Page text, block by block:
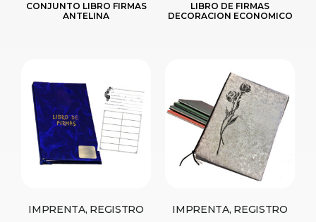
CONJUNTO LIBRO FIRMAS
ANTELINA
LIBRO DE FIRMAS
DECORACION ECONOMICO
IMPRENTA, REGISTRO
IMPRENTA, REGISTRO